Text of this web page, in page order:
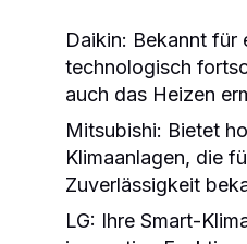
Daikin: Bekannt für
technologisch
auch das Heizen
Mitsubishi: Bietet
Klimaanlagen, die
Zuverlässigkeit
LG: Ihre Smart-